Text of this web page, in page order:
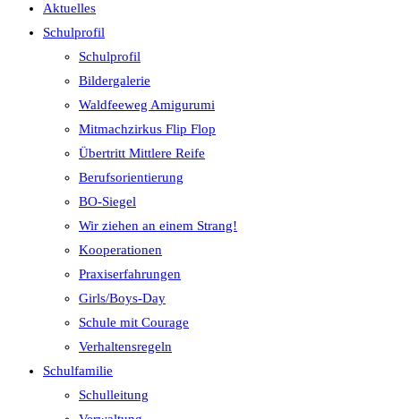
Aktuelles
Schulprofil
Schulprofil
Bildergalerie
Waldfeeweg Amigurumi
Mitmachzirkus Flip Flop
Übertritt Mittlere Reife
Berufsorientierung
BO-Siegel
Wir ziehen an einem Strang!
Kooperationen
Praxiserfahrungen
Girls/Boys-Day
Schule mit Courage
Verhaltensregeln
Schulfamilie
Schulleitung